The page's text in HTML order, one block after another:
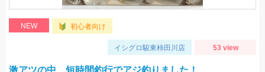
NEW 初心者向け
イシグロ駿東柿田川店 53 view
激アツの中、短時間釣行でアジ釣りました！